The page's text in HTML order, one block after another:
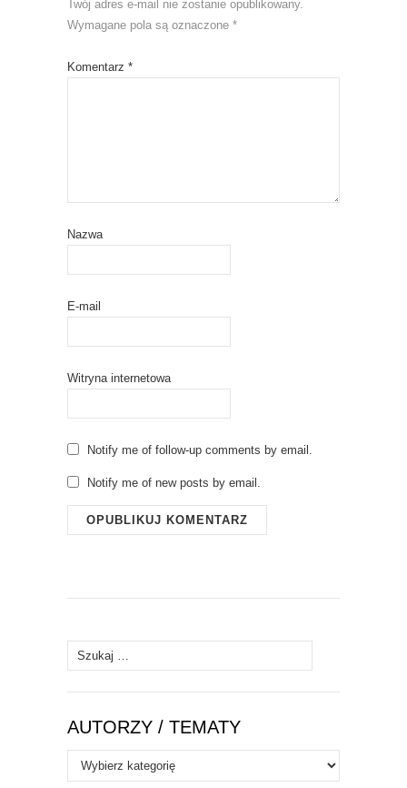
Twój adres e-mail nie zostanie opublikowany.
Wymagane pola są oznaczone *
Komentarz *
Nazwa
E-mail
Witryna internetowa
Notify me of follow-up comments by email.
Notify me of new posts by email.
Szukaj:
AUTORZY / TEMATY
Autorzy
/